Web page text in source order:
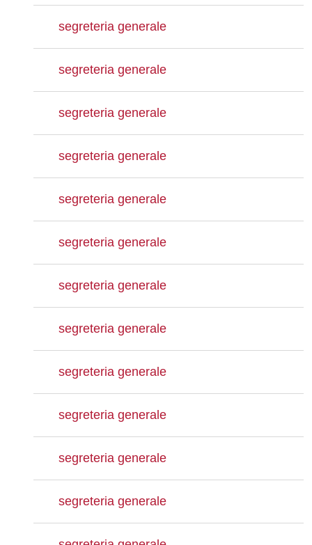
segreteria generale
segreteria generale
segreteria generale
segreteria generale
segreteria generale
segreteria generale
segreteria generale
segreteria generale
segreteria generale
segreteria generale
segreteria generale
segreteria generale